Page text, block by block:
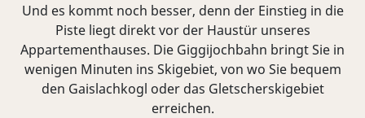
Und es kommt noch besser, denn der Einstieg in die
Piste liegt direkt vor der Haustür unseres
Appartementhauses. Die Giggijochbahn bringt Sie in
wenigen Minuten ins Skigebiet, von wo Sie bequem
den Gaislachkogl oder das Gletscherskigebiet
erreichen.